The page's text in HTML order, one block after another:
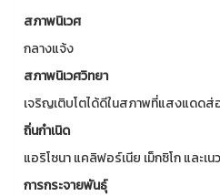
สภาพนิเวศ
กลางแจ้ง
สภาพนิเวศวิทยา
เจริญเติบโตได้ดีในสภาพที่แสงแดดส่
ถิ่นกำเนิด
แอริโซนา แคลิฟอร์เนีย เม็กซิโก และเน
การกระจายพันธุ์